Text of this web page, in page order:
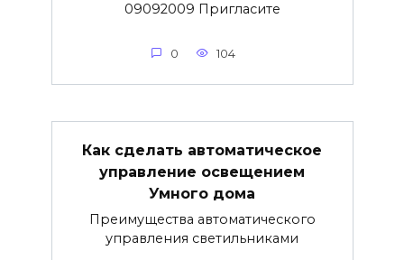
09092009 Пригласите
0 104
Как сделать автоматическое
управление освещением
Умного дома
Преимущества автоматического
управления светильниками